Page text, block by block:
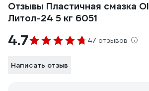
Отзывы Пластичная смазка
Литол-24 5 кг 6051
4.7 47 отзывов
Написать отзыв